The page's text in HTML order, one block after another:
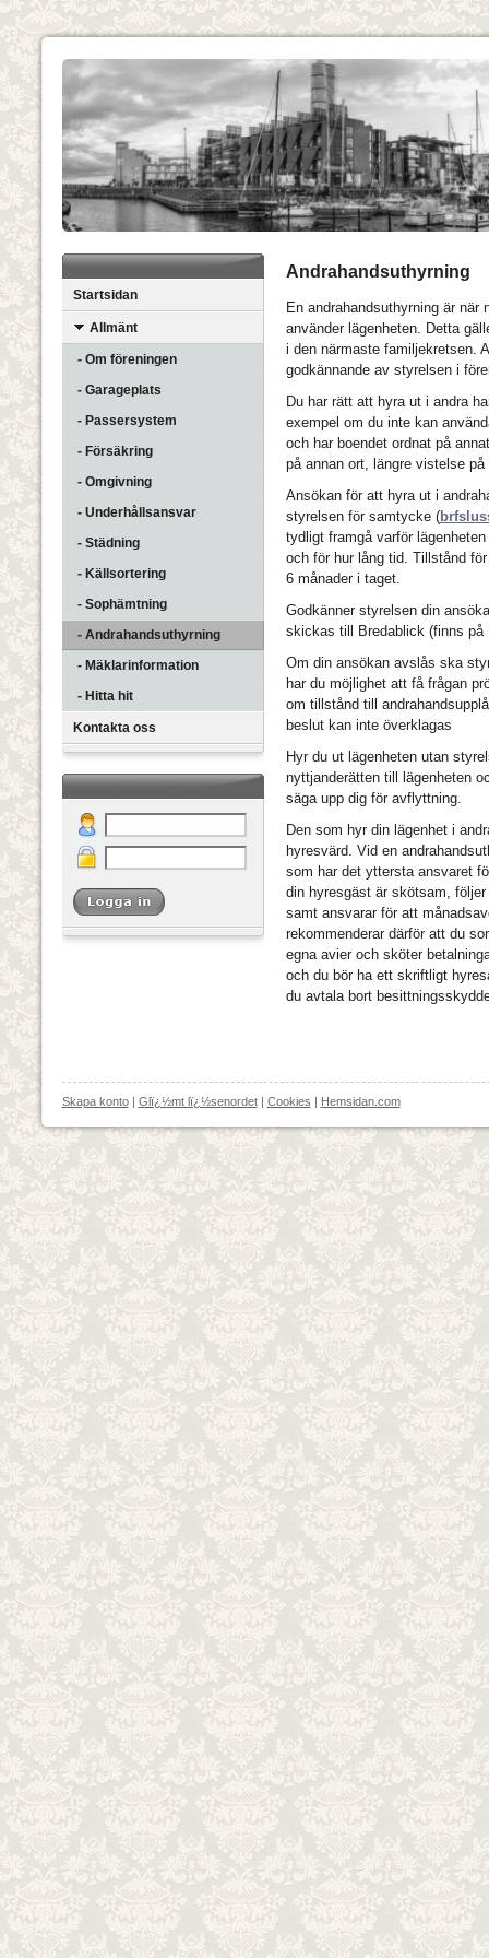
Startsidan
Allmänt
- Om föreningen
- Garageplats
- Passersystem
- Försäkring
- Omgivning
- Underhållsansvar
- Städning
- Källsortering
- Sophämtning
- Andrahandsuthyrning
- Mäklarinformation
- Hitta hit
Kontakta oss
Andrahandsuthyrning
En andrahandsuthyrning är
använder lägenheten. Detta
i den närmaste familjekretsen.
godkännande av styrelsen i
Du har rätt att hyra ut i andra
exempel om du inte kan
och har boendet ordnat på
på annan ort, längre vistelse
Ansökan för att hyra ut i
styrelsen för samtycke (
tydligt framgå varför
och för hur lång tid. Tillstånd
6 månader i taget.
Godkänner styrelsen din
skickas till Bredablick (finns på
Om din ansökan avslås ska
har du möjlighet att få frågan
om tillstånd till
beslut kan inte överklagas
Hyr du ut lägenheten utan
nyttjanderätten till lägenheten
säga upp dig för avflyttning.
Den som hyr din lägenhet i
hyresvärd. Vid en
som har det yttersta ansvaret
din hyresgäst är skötsam,
samt ansvarar för att
rekommenderar därför att du
egna avier och sköter
och du bör ha ett skriftligt
du avtala bort
Skapa konto| Glï¿½mt lï¿½senordet| Cookies | Hemsidan.com